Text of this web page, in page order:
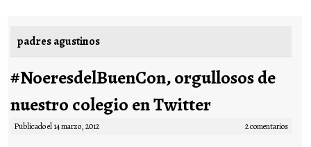
padres agustinos
#NoeresdelBuenCon, orgullosos de
nuestro colegio en Twitter
Publicado el14 marzo, 2012 2 comentarios